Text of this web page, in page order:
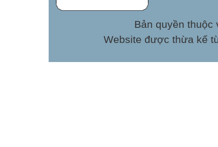
Bản quyền thuộc
Website được thừa kế